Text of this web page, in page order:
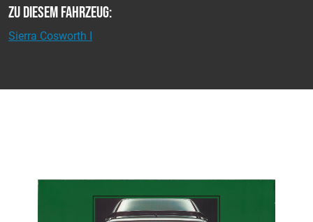
zu diesem Fahrzeug:
Sierra Cosworth I